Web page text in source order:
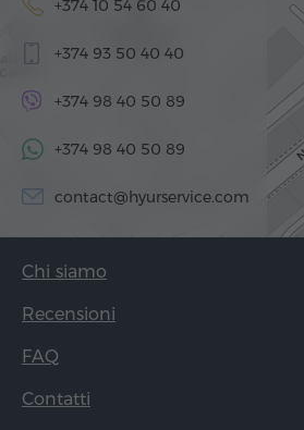
+374 10 54 60 40
+374 93 50 40 40
+374 98 40 50 89
+374 98 40 50 89
contact@hyurservice.com
Chi siamo
Recensioni
FAQ
Contatti